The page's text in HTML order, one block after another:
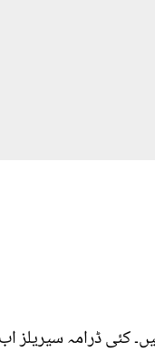
کئی ڈرامہ